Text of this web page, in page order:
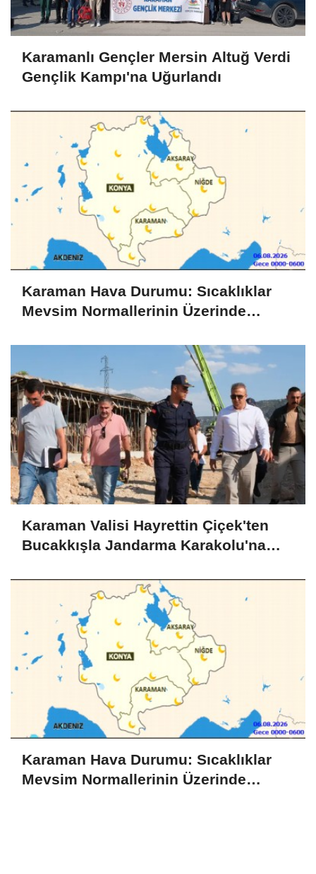
Karamanlı Gençler Mersin Altuğ Verdi
Gençlik Kampı'na Uğurlandı
Karaman Hava Durumu: Sıcaklıklar
Mevsim Normallerinin Üzerinde
Karaman Valisi Hayrettin Çiçek'ten
Bucakkışla Jandarma Karakolu'na
Karaman Hava Durumu: Sıcaklıklar
Mevsim Normallerinin Üzerinde